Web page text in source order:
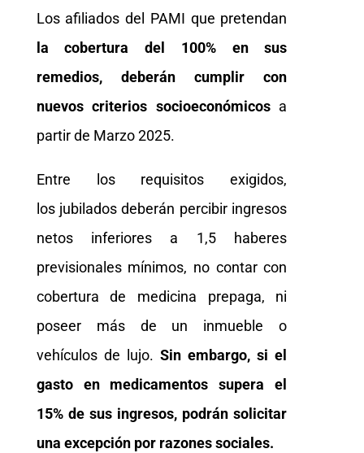
Los afiliados del PAMI que pretendan
la cobertura del 100% en sus
remedios, deberán cumplir con
nuevos criterios socioeconómicos a
partir de Marzo 2025.
Entre los requisitos exigidos,
los jubilados deberán percibir ingresos
netos inferiores a 1,5 haberes
previsionales mínimos, no contar con
cobertura de medicina prepaga, ni
poseer más de un inmueble o
vehículos de lujo. Sin embargo, si el
gasto en medicamentos supera el
15% de sus ingresos, podrán solicitar
una excepción por razones sociales.